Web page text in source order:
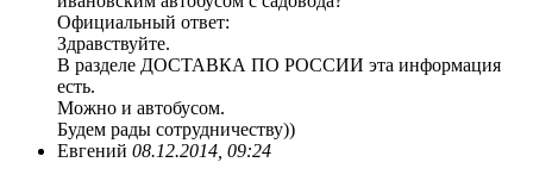
Официальный ответ:
Здравствуйте.
В разделе ДОСТАВКА ПО РОССИИ эта информация
есть.
Можно и автобусом.
Будем рады сотрудничеству))
Евгений 08.12.2014, 09:24